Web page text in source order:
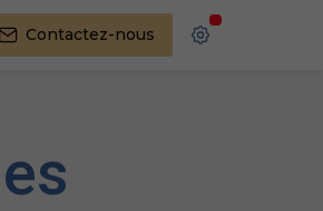
Contactez-nous